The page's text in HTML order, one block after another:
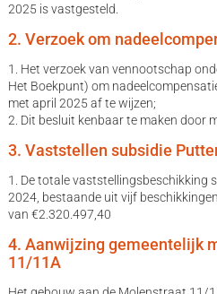
2025 is vastgesteld.
2. Verzoek om
1. Het verzoek van vennootschap
Het Boekpunt) om
met april 2025 af te wijzen;
2. Dit besluit kenbaar te maken door
3. Vaststellen subsidie
1. De totale vaststellingsbeschikking
2024, bestaande uit vijf
van €2.320.497,40
4. Aanwijzing gemeentelijk
11/11A